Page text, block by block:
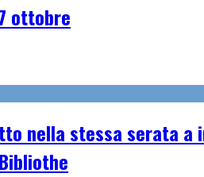
ottobre
nella stessa serata a